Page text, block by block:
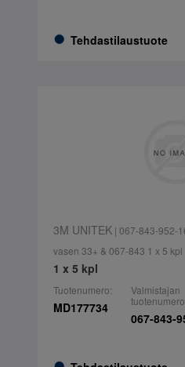
Tehdastilaustuote
3M UNITEK| 067-843-952-
vasen 33+ & 067-843 1 x 5 kpl
1 x 5 kpl
Tuotenumero:
MD177734
Valmistajan
067-843-